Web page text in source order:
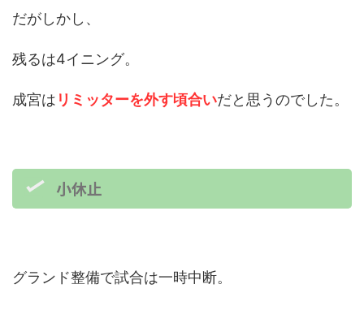
だがしかし、
残るは4イニング。
成宮は リミッターを外す頃合いだと思うのでした。
小休止
グランド整備で試合は一時中断。